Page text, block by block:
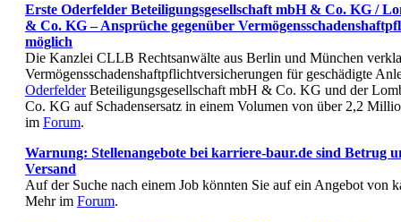
Erste Oderfelder Beteiligungsgesellschaft mbH & Co. KG /
& Co. KG – Ansprüche gegenüber
möglich
Die Kanzlei CLLB Rechtsanwälte aus Berlin und München
Vermögensschadenshaftpflichtversicherungen für geschädigte
OderfelderBeteiligungsgesellschaft mbH & Co. KG und der
Co. KG auf Schadensersatz in einem Volumen von über 2,2
im Forum.
Warnung: Stellenangebote bei karriere-baur.de sind Betrug
Versand
Auf der Suche nach einem Job könnten Sie auf ein Angebot von
Mehr im Forum.